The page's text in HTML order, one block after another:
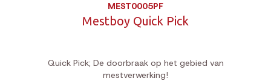
MEST0005PF
Mestboy Quick Pick
Quick Pick; De doorbraak op het gebied van
mestverwerking!